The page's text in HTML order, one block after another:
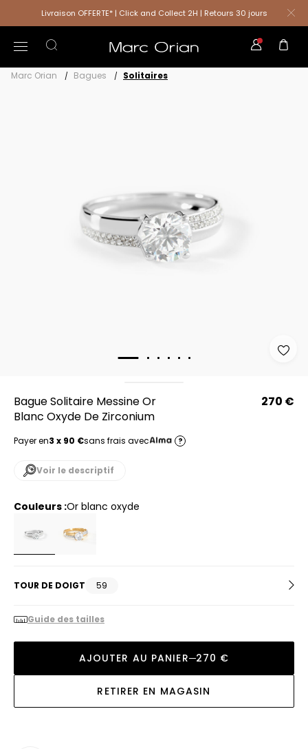
Livraison OFFERTE* | Click and Collect 2H | Retours 30 jours
Marc Orian Bagues Solitaires
Bague Solitaire Messine Or
Blanc Oxyde De Zirconium
270 €
Payer en3 x 90 €sans frais avec ?
Voir le descriptif
Couleurs : or blanc oxyde
TOUR DE DOIGT 59
Guide des tailles
AJOUTER AU PANIER 270 €
RETIRER EN MAGASIN